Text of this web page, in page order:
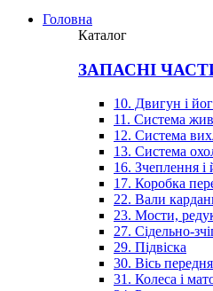
Головна
Каталог
ЗАПАСНІ
10. Двигун і
11. Система
12. Система
13. Система
16. Зчеплення
17. Коробка
22. Вали
23. Мости,
27. Сідельно-
29. Підвіска
30. Вісь
31. Колеса і